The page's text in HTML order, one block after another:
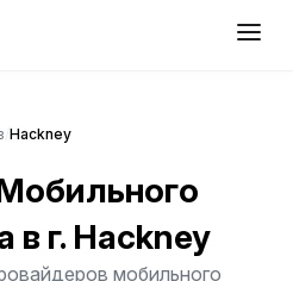
Hackney
в г. Hackney
мобильного